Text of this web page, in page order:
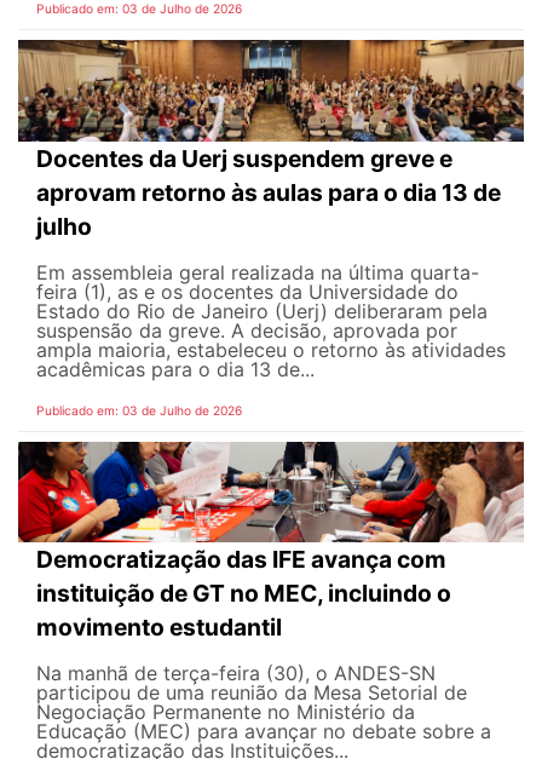
Publicado em: 03 de Julho de 2026
Docentes da Uerj suspendem greve e
aprovam retorno às aulas para o dia 13 de
julho
Em assembleia geral realizada na última quarta-
feira (1), as e os docentes da Universidade do
Estado do Rio de Janeiro (Uerj) deliberaram pela
suspensão da greve. A decisão, aprovada por
ampla maioria, estabeleceu o retorno às atividades
acadêmicas para o dia 13 de...
Publicado em: 03 de Julho de 2026
Democratização das IFE avança com
instituição de GT no MEC, incluindo o
movimento estudantil
Na manhã de terça-feira (30), o ANDES-SN
participou de uma reunião da Mesa Setorial de
Negociação Permanente no Ministério da
Educação (MEC) para avançar no debate sobre a
democratização das Instituições...